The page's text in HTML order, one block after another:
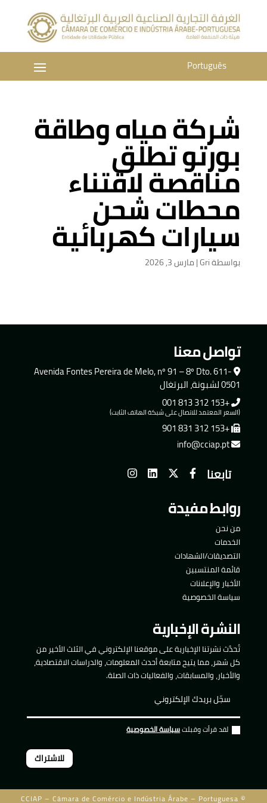
Português
شركة مياه وطاقة
بورتو تطلق
مناقصة لاقتناء
محطات شحن
سيارات كهربائية
بواسطةGri
|مارس 3, 2026
تواصل معنا
Avenida Fontes Pereira de Melo, nº 91 – 8º Dto. 611-
0501 لشبونة، البرتغال
+153 312 813 001
(السعر المعتمد للاتصال على شبكة الهاتف الثابت)
+153 312 831 901
info@cciap.pt
تابعنا
روابط مفيدة
من نحن
الخدمات
التصديقات/الشهادات
قائمة المنتسبين
الأخبار والإعلانات
سياسة الخصوصية
النشرة الإخبارية
تُحدَّث نشرتنا الإخبارية على موقعنا الإلكتروني في الثلث الأخير من
كل شهر، مما يتيح متابعة أحدث المعلومات، والدراسات الاقتصادية،
والأخبار، والمسابقات، والفعاليات ذات الصلة.
لقد قرأت وقبلتسياسة الخصوصية
للاشتراك
CCIAP – Câmara de Comércio e Indústria Árabe – Portuguesa ©